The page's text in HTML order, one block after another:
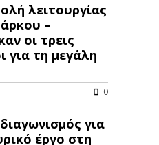
λειτουργίας
–
οι τρεις
για τη μεγάλη
0
για
έργο στη